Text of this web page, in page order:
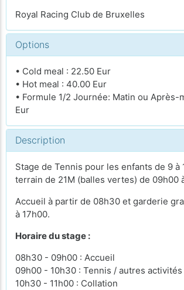
Royal Racing Club de Bruxelles
Options
• Cold meal : 22.50 Eur
• Hot meal : 40.00 Eur
• Formule 1/2 Journée: Matin ou Après-
Eur
Description
Stage de Tennis pour les enfants de 9 à
terrain de 21M (balles vertes) de 09h00
Accueil à partir de 08h30 et garderie
à 17h00.
Horaire du stage :
08h30 - 09h00 : Accueil
09h00 - 10h30 : Tennis / autres activités
10h30 - 11h00 : Collation